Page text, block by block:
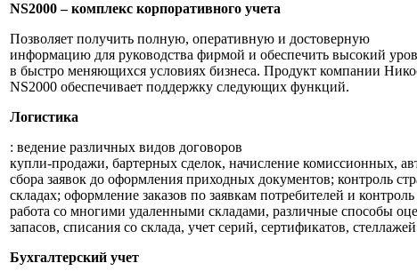
NS2000 – комплекс корпоративного учета
Позволяет получить полную, оперативную и достоверную
информацию для руководства фирмой и обеспечить высокий
в быстро меняющихся условиях бизнеса. Продукт компании
NS2000 обеспечивает поддержку следующих функций.
Логистика
: ведение различных видов договоров
купли-продажи, бартерных сделок, начисление комиссионных,
сбора заявок до оформления приходных документов; контроль
складах; оформление заказов по заявкам потребителей и
работа со многими удаленными складами, различные способы
запасов, списания со склада, учет серий, сертификатов,
Бухгалтерский учет